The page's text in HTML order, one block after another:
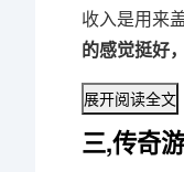
收入是用来
的感觉挺好
展开阅读全文
三,传奇